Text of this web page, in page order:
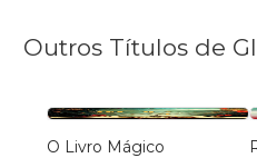
Outros Títulos de
O Livro Mágico